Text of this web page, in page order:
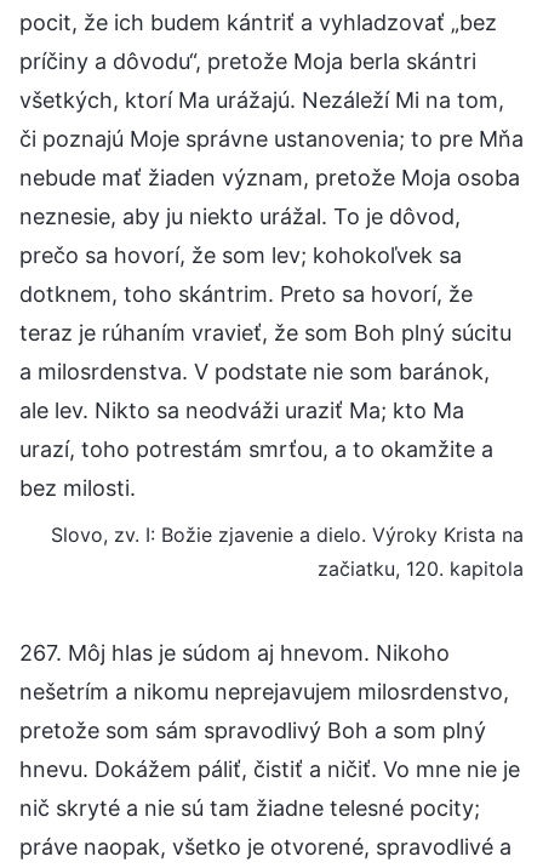
pocit, že ich budem kántriť a vyhladzovať „bez
príčiny a dôvodu“, pretože Moja berla skántri
všetkých, ktorí Ma urážajú. Nezáleží Mi na tom,
či poznajú Moje správne ustanovenia; to pre Mňa
nebude mať žiaden význam, pretože Moja osoba
neznesie, aby ju niekto urážal. To je dôvod,
prečo sa hovorí, že som lev; kohokoľvek sa
dotknem, toho skántrim. Preto sa hovorí, že
teraz je rúhaním vravieť, že som Boh plný súcitu
a milosrdenstva. V podstate nie som baránok,
ale lev. Nikto sa neodváži uraziť Ma; kto Ma
urazí, toho potrestám smrťou, a to okamžite a
bez milosti.
Slovo, zv. I: Božie zjavenie a dielo. Výroky Krista na
začiatku, 120. kapitola
267. Môj hlas je súdom aj hnevom. Nikoho
nešetrím a nikomu neprejavujem milosrdenstvo,
pretože som sám spravodlivý Boh a som plný
hnevu. Dokážem páliť, čistiť a ničiť. Vo mne nie je
nič skryté a nie sú tam žiadne telesné pocity;
práve naopak, všetko je otvorené, spravodlivé a